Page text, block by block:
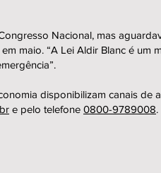
Nacional, mas
maio. “A Lei Aldir Blanc é um
disponibilizam canais
e pelo telefone 0800-9789008.